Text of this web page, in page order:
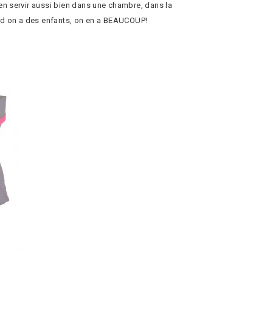
servir aussi bien dans une chambre, dans la
a des enfants, on en a BEAUCOUP!